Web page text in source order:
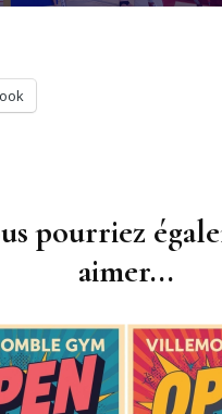
pourriez
aimer...